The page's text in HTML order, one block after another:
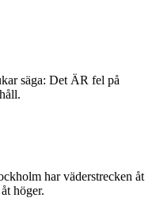
säga: Det ÄR fel på
har väderstrecken åt
höger.